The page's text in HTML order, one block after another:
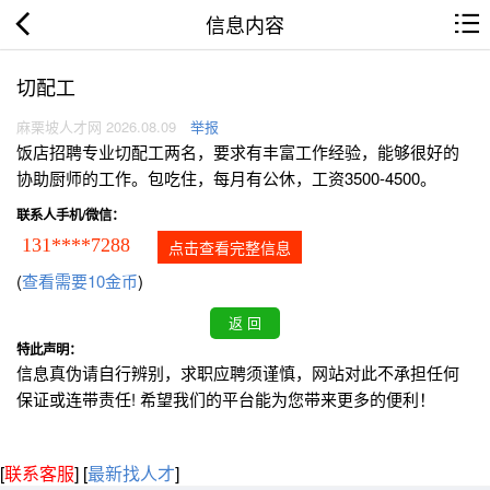
信息内容
切配工
麻栗坡人才网 2026.08.09 举报
饭店招聘专业切配工两名，要求有丰富工作经验，能够很好的
协助厨师的工作。包吃住，每月有公休，工资3500-4500。
联系人手机/微信：
131****7288 点击查看完整信息
(查看需要10金币)
特此声明：
信息真伪请自行辨别，求职应聘须谨慎，网站对此不承担任何
保证或连带责任! 希望我们的平台能为您带来更多的便利！
[联系客服] [最新找人才]